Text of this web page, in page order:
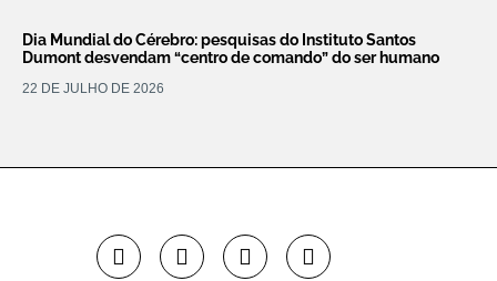
Dia Mundial do Cérebro: pesquisas do Instituto Santos
Dumont desvendam “centro de comando” do ser humano
22 DE JULHO DE 2026